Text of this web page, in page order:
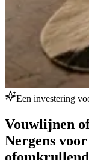
Een investering
Vouwlijnen
Nergens
of